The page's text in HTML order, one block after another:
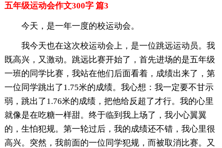
五年级运动会作文300字 篇3
今天，是一年一度的校运动会。
我今天也在这次校运动会上，是一位跳远运动员。我
既高兴，又激动。跳远比赛开始了，首先进场的是五年级
一班的同学比赛，我站在他们后面看着，成绩出来了，第
一位同学跳出了1.75米的成绩。我心想：我一定要不甘示
弱，跳出了1.76米的成绩，把他给反超了才行。我的心里
就像是在吃糖一样甜。终于临到我上场了，我小心翼翼
的，生怕犯规。第一轮过后，我的成绩还不错，我心里很
高兴。突然，我前面的一位同学犯规，而被取消比赛。又